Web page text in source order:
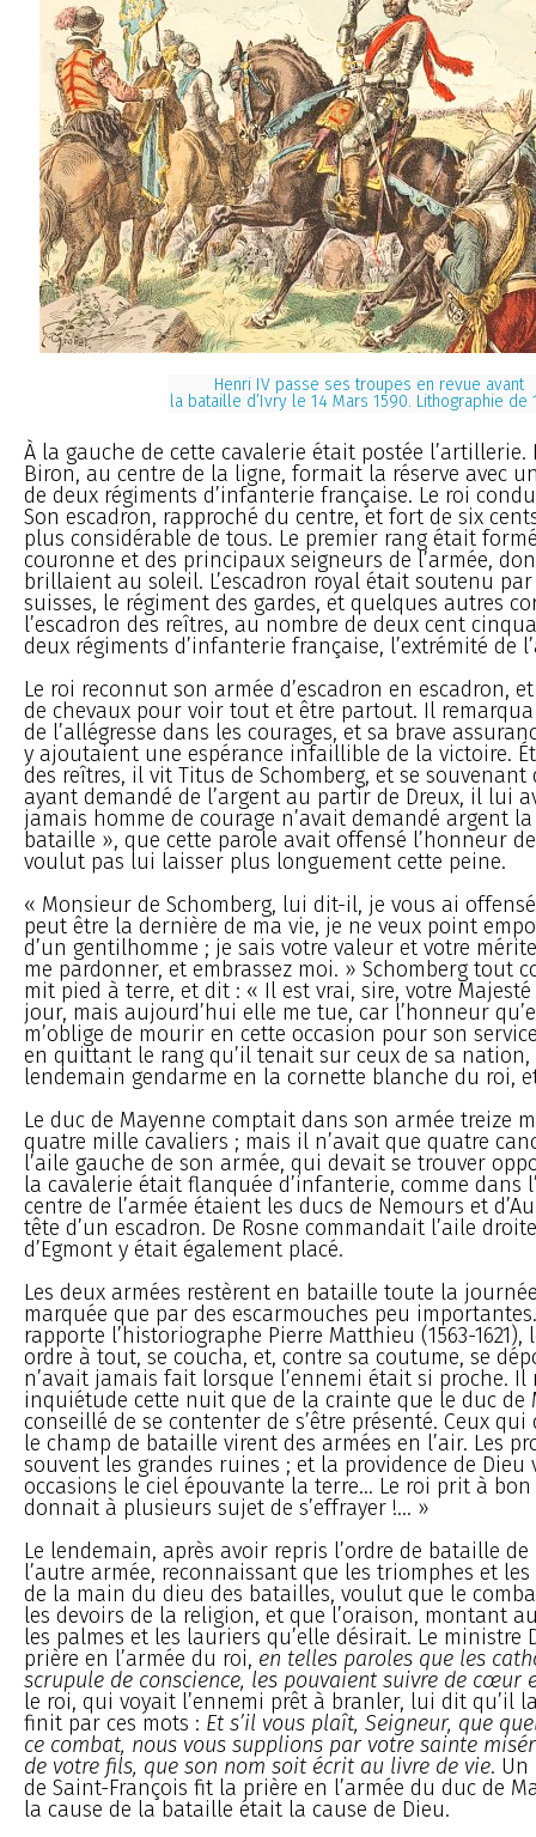
Henri IV passe ses troupes en revue avant
la bataille d’Ivry le 14 Mars 1590. Lithographie de
À la gauche de cette cavalerie était postée l’artillerie.
Biron, au centre de la ligne, formait la réserve avec
de deux régiments d’infanterie française. Le roi
Son escadron, rapproché du centre, et fort de six
plus considérable de tous. Le premier rang était
couronne et des principaux seigneurs de l’armée,
brillaient au soleil. L’escadron royal était soutenu
suisses, le régiment des gardes, et quelques autres
l’escadron des reîtres, au nombre de deux cent
deux régiments d’infanterie française, l’extrémité de
Le roi reconnut son armée d’escadron en escadron,
de chevaux pour voir tout et être partout. Il
de l’allégresse dans les courages, et sa brave
y ajoutaient une espérance infaillible de la victoire.
des reîtres, il vit Titus de Schomberg, et se
ayant demandé de l’argent au partir de Dreux, il lui
jamais homme de courage n’avait demandé argent la
bataille », que cette parole avait offensé l’honneur
voulut pas lui laisser plus longuement cette peine.
« Monsieur de Schomberg, lui dit-il, je vous ai
peut être la dernière de ma vie, je ne veux point
d’un gentilhomme ; je sais votre valeur et votre
me pardonner, et embrassez moi. » Schomberg tout
mit pied à terre, et dit : « Il est vrai, sire, votre Majesté
jour, mais aujourd’hui elle me tue, car l’honneur
m’oblige de mourir en cette occasion pour son
en quittant le rang qu’il tenait sur ceux de sa
lendemain gendarme en la cornette blanche du roi,
Le duc de Mayenne comptait dans son armée treize
quatre mille cavaliers ; mais il n’avait que quatre
l’aile gauche de son armée, qui devait se trouver
la cavalerie était flanquée d’infanterie, comme dans
centre de l’armée étaient les ducs de Nemours et
tête d’un escadron. De Rosne commandait l’aile
d’Egmont y était également placé.
Les deux armées restèrent en bataille toute la
marquée que par des escarmouches peu
rapporte l’historiographe Pierre Matthieu (1563-
ordre à tout, se coucha, et, contre sa coutume, se
n’avait jamais fait lorsque l’ennemi était si proche. Il
inquiétude cette nuit que de la crainte que le duc de
conseillé de se contenter de s’être présenté. Ceux
le champ de bataille virent des armées en l’air. Les
souvent les grandes ruines ; et la providence de Dieu
occasions le ciel épouvante la terre... Le roi prit à
donnait à plusieurs sujet de s’effrayer !... »
Le lendemain, après avoir repris l’ordre de bataille
l’autre armée, reconnaissant que les triomphes et
de la main du dieu des batailles, voulut que le
les devoirs de la religion, et que l’oraison, montant
les palmes et les lauriers qu’elle désirait. Le ministre
prière en l’armée du roi, en telles paroles que les
scrupule de conscience, les pouvaient suivre de cœur
le roi, qui voyait l’ennemi prêt à branler, lui dit qu’il
finit par ces mots : Et s’il vous plaît, Seigneur, que
ce combat, nous vous supplions par votre sainte
de votre fils, que son nom soit écrit au livre de vie. Un
de Saint-François fit la prière en l’armée du duc de
la cause de la bataille était la cause de Dieu.